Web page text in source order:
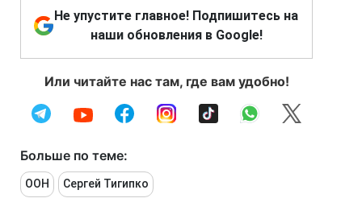
Не упустите главное! Подпишитесь на
наши обновления в Google!
Или читайте нас там, где вам удобно!
Больше по теме:
ООН Сергей Тигипко